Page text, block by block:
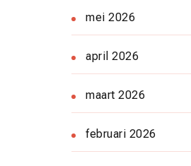
mei 2026
april 2026
maart 2026
februari 2026